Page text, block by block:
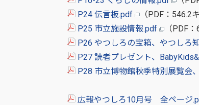
P24 伝言板.pdf
（PDF：546.2
P25 市立施設情報.pdf
（PDF
P26 やつしろの宝箱、やつしろ
P27 読者プレゼント、
P28 市立博物館秋季特別展覧会
広報やつしろ10月号 全ページ